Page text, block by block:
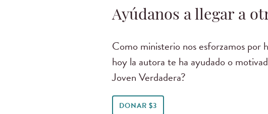
Ayúdanos a llegar a
Como ministerio nos esforzamos por
hoy la autora te ha ayudado o
Joven Verdadera?
DONAR $3